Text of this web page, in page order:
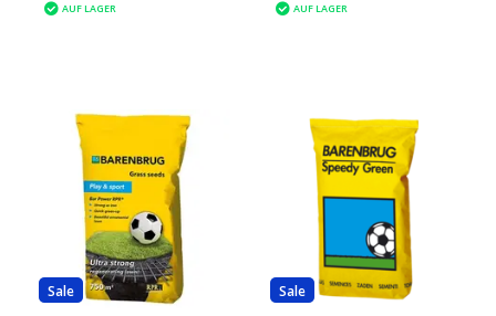
AUF LAGER
AUF LAGER
Sale Sale